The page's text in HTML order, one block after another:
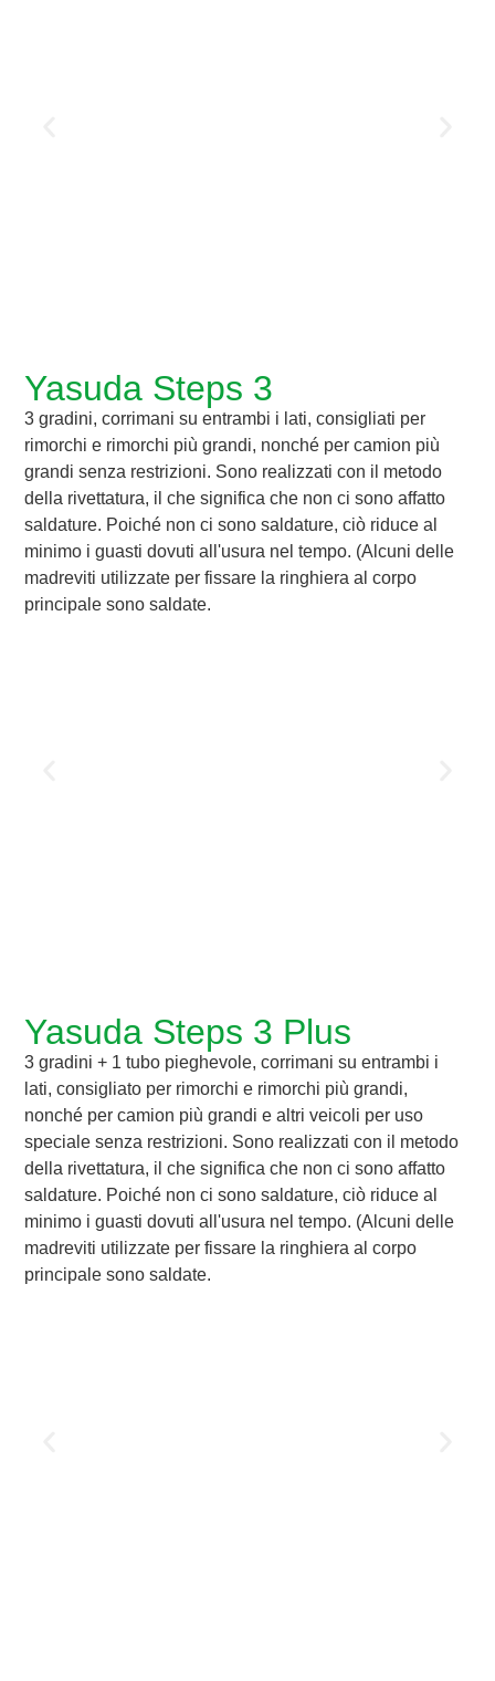
Yasuda Steps 3
3 gradini, corrimani su entrambi i lati, consigliati per
rimorchi e rimorchi più grandi, nonché per camion più
grandi senza restrizioni. Sono realizzati con il metodo
della rivettatura, il che significa che non ci sono affatto
saldature. Poiché non ci sono saldature, ciò riduce al
minimo i guasti dovuti all'usura nel tempo. (Alcuni delle
madreviti utilizzate per fissare la ringhiera al corpo
principale sono saldate.
Yasuda Steps 3 Plus
3 gradini + 1 tubo pieghevole, corrimani su entrambi i
lati, consigliato per rimorchi e rimorchi più grandi,
nonché per camion più grandi e altri veicoli per uso
speciale senza restrizioni. Sono realizzati con il metodo
della rivettatura, il che significa che non ci sono affatto
saldature. Poiché non ci sono saldature, ciò riduce al
minimo i guasti dovuti all'usura nel tempo. (Alcuni delle
madreviti utilizzate per fissare la ringhiera al corpo
principale sono saldate.